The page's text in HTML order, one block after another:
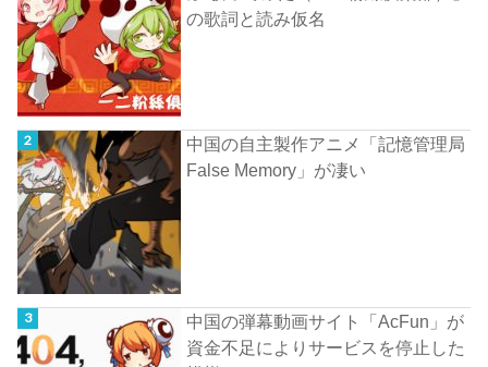
の歌詞と読み仮名
中国の自主製作アニメ「記憶管理局
False Memory」が凄い
中国の弾幕動画サイト「AcFun」が
資金不足によりサービスを停止した